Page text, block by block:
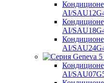
AI/
AI/
AI/
AI/